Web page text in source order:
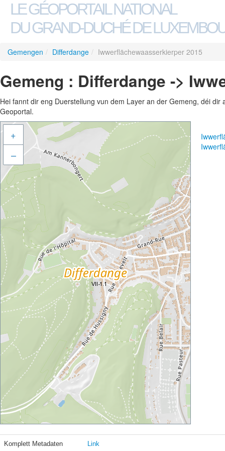
LE GÉOPORTAIL NATIONAL
DU GRAND-DUCHÉ DE
Gemengen / Differdange / Iwwerflächewaasserkierper 2015
Gemeng : Differdange ->
Hei fannt dir eng Duerstellung vun dem Layer an der Gemeng, déi
Geoportal.
+
–
Komplett Metadaten Link